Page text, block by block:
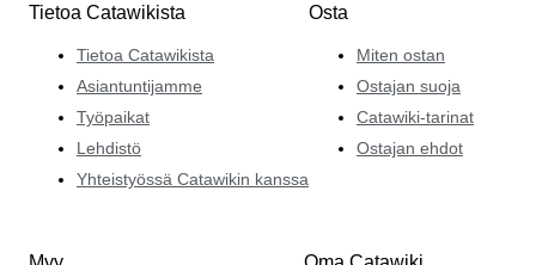
Tietoa Catawikista
Tietoa Catawikista
Asiantuntijamme
Työpaikat
Lehdistö
Yhteistyössä Catawikin kanssa
Osta
Miten ostan
Ostajan suoja
Catawiki-tarinat
Ostajan ehdot